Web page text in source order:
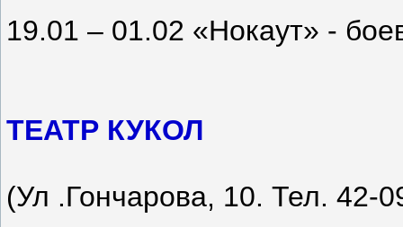
19.01 – 01.02 «Нокаут» -
ТЕАТР КУКОЛ
(Ул .Гончарова, 10. Тел. 42-